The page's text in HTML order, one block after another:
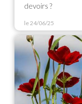
devoirs ?
le 24/06/25